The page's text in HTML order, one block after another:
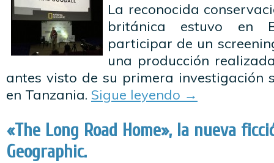
La reconocida
británica estuvo en
participar de un
una producción
antes visto de su primera investigación
en Tanzania. Sigue leyendo →
«The Long Road Home», la nueva
Geographic.